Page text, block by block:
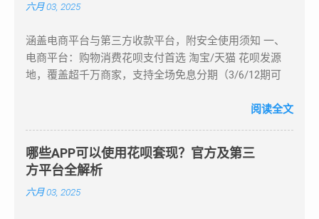
转。实际上，花呗套现并不是花呗本身的功能设计，但通
花呗的额度变现成现金。 举个简单的例子，如果你有
1000元的花呗额度，而你急需用这1000元现金支付某项
开销，但商家或服务商并不接受花呗支付。这时，你可以
金，然后用现金进行支付。 二、花呗套现的基本原理 花
呗本质上是一种信用支付工具，和信用卡类似。它并不需
要用户提前充值，而是由支付宝根据用户的信用记录、消
费习惯和还款能力提供一定的额度，用户可以在规定时间
内分期偿还。因此，花呗套现的基本原理就是将花呗的额
度变成现金，这其中涉及到的关键环节就是找出可操作的
六月 03, 2025
涵盖电商平台与第三方收款平台，附安全使用须知 一、
电商平台：购物消费花呗支付首选 淘宝/天猫 花呗发源
地，覆盖超千万商家，支持全场免息分期（3/6/12期可
“淘宝天猫花呗支付优惠”可解锁隐藏福利。 推荐场景：日
选，支持花呗3期免息（部分商品6期免息）。618/双11
期间叠加“白条+花呗”双重优惠，家电以旧换新可享额外
补贴。 推荐搜索：“京东花呗分期618优惠” 唯品会 品牌特
卖专场，美妆服饰低至1折起，支持花呗3期分期0手续
阅读全文
哪些APP可以使用花呗套现？官方及第三
方平台全解析
六月 03, 2025